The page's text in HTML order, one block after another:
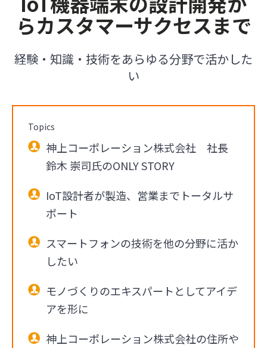
らカスタマーサクセスまで
経験・知識・技術をあらゆる分野で活かした
い
Topics
神上コーポレーション株式会社 社長
鈴木 崇司氏のONLY STORY
IoT設計者が製造、営業までトータルサ
ポート
スマートフォンの技術を他の分野に活か
したい
モノづくりのエキスパートとしてアイデ
アを形に
神上コーポレーション株式会社の住所や